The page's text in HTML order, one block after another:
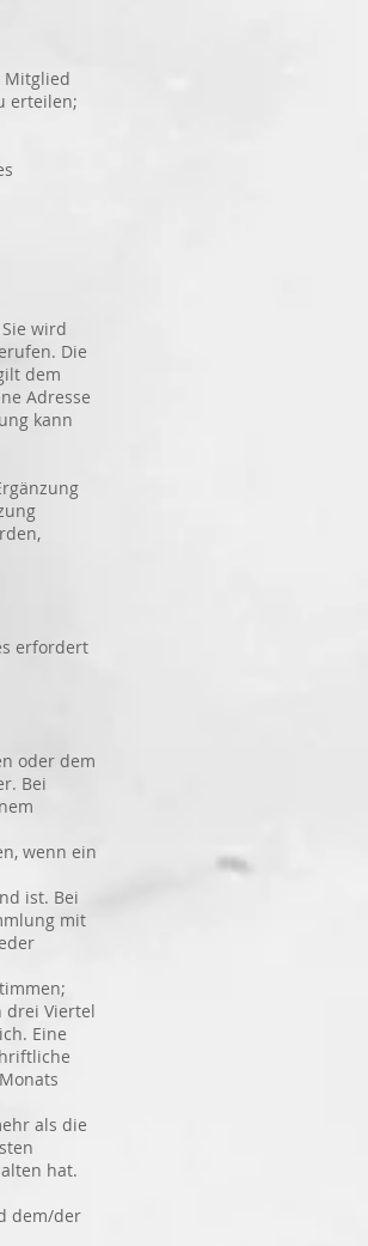
Mitglied
wird
Die
dem
Adresse
kann
erfordert
oder dem
Bei
wenn ein
ist. Bei
mit
Viertel
Eine
als die
hat.
dem/der